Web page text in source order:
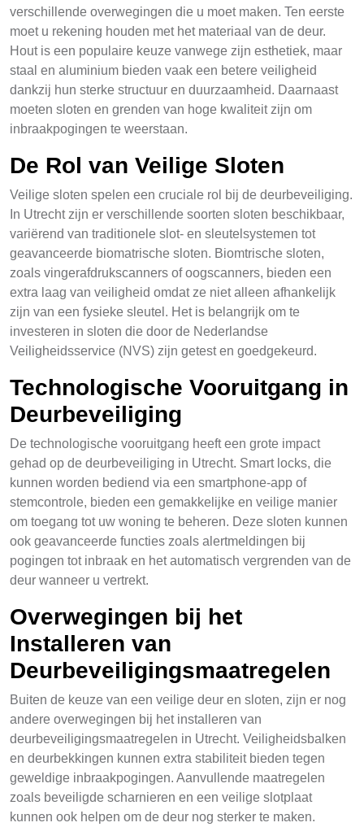
verschillende overwegingen die u moet maken. Ten eerste
moet u rekening houden met het materiaal van de deur.
Hout is een populaire keuze vanwege zijn esthetiek, maar
staal en aluminium bieden vaak een betere veiligheid
dankzij hun sterke structuur en duurzaamheid. Daarnaast
moeten sloten en grenden van hoge kwaliteit zijn om
inbraakpogingen te weerstaan.
De Rol van Veilige Sloten
Veilige sloten spelen een cruciale rol bij de deurbeveiliging.
In Utrecht zijn er verschillende soorten sloten beschikbaar,
variërend van traditionele slot- en sleutelsystemen tot
geavanceerde biomatrische sloten. Biomtrische sloten,
zoals vingerafdrukscanners of oogscanners, bieden een
extra laag van veiligheid omdat ze niet alleen afhankelijk
zijn van een fysieke sleutel. Het is belangrijk om te
investeren in sloten die door de Nederlandse
Veiligheidsservice (NVS) zijn getest en goedgekeurd.
Technologische Vooruitgang in
Deurbeveiliging
De technologische vooruitgang heeft een grote impact
gehad op de deurbeveiliging in Utrecht. Smart locks, die
kunnen worden bediend via een smartphone-app of
stemcontrole, bieden een gemakkelijke en veilige manier
om toegang tot uw woning te beheren. Deze sloten kunnen
ook geavanceerde functies zoals alertmeldingen bij
pogingen tot inbraak en het automatisch vergrenden van de
deur wanneer u vertrekt.
Overwegingen bij het
Installeren van
Deurbeveiligingsmaatregelen
Buiten de keuze van een veilige deur en sloten, zijn er nog
andere overwegingen bij het installeren van
deurbeveiligingsmaatregelen in Utrecht. Veiligheidsbalken
en deurbekkingen kunnen extra stabiliteit bieden tegen
geweldige inbraakpogingen. Aanvullende maatregelen
zoals beveiligde scharnieren en een veilige slotplaat
kunnen ook helpen om de deur nog sterker te maken.